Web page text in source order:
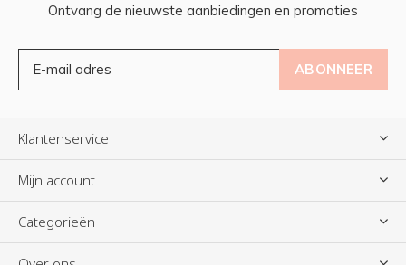
Ontvang de nieuwste aanbiedingen en promoties
ABONNEER
Klantenservice
Mijn account
Categorieën